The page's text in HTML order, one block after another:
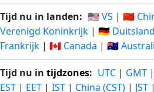
Tijd nu in landen: 🇺🇸 VS | 🇨🇳
Verenigd Koninkrijk | 🇩🇪 Duitsland
Frankrijk | 🇨🇦 Canada | 🇦🇺
Tijd nu in tijdzones: UTC | GMT |
EST | EET | IST | China (CST) | JST |